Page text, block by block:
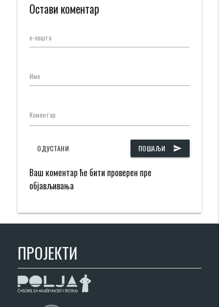
Остави коментар
е-пошта
Име
Коментар
ПОШАЉИ send
ОДУСТАНИ
Ваш коментар ће бити проверен пре
објављивања
ПРОЈЕКТИ